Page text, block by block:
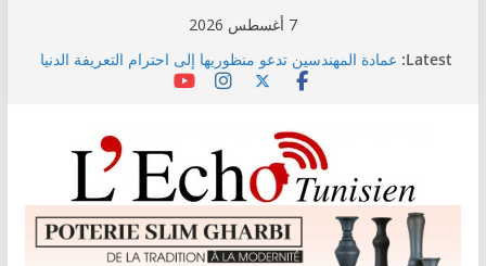
7 أغسطس 2026
Latest: عمادة المهندسين تدعو منظوريها إلى احترام التعريفة الدنيا
أمين بودشارت يلتقي جمهور بنزرت في تجربة موسيقية
استثنائية تجمع الفنان بالجمهور
بالمائة إلى موفى ماي 2026
اختيار معهد باستور مركزا إقليميا لشمال إفريقيا في مراقبة
مياه الصرف الصحي والبيئة